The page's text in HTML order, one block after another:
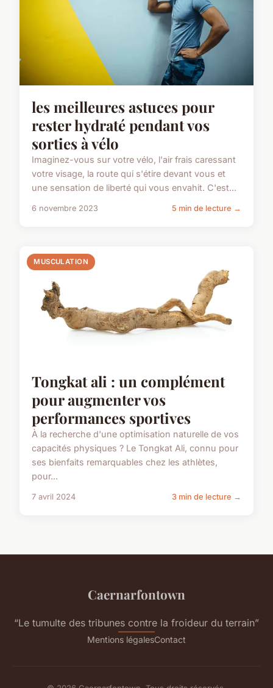
les meilleures astuces pour
rester hydraté pendant vos
sorties à vélo
Imaginez-vous sur votre vélo, l'air frais caressant
votre visage, la route qui s'étire devant vous et
une sensation de liberté qui vous envahit. C'est...
6 novembre 2023 5 min de lecture →
MUSCULATION
Tongkat ali : un complément
pour augmenter vos
performances sportives
À la recherche d'une optimisation naturelle de vos
capacités physiques ? Le Tongkat Ali, connu pour
ses bienfaits remarquables chez les athlètes,
pour...
7 avril 2024 3 min de lecture →
Caernarfontown
“Le tumulte des tribunes contre la froideur du terrain”
Mentions légalesContact